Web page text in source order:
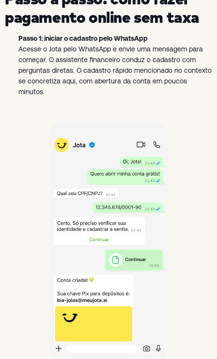
pagamento online sem taxa
Passo 1: iniciar o cadastro pelo WhatsApp
Acesse o Jota pelo WhatsApp e envie uma mensagem para
começar. O assistente financeiro conduz o cadastro com
perguntas diretas. O cadastro rápido mencionado no contexto
se concretiza aqui, com abertura da conta em poucos
minutos.